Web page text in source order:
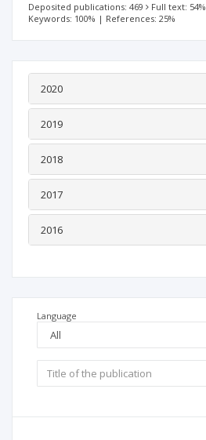
Deposited publications: 469 Full text: 54%
Keywords: 100% | References: 25%
2020
2019
2018
2017
2016
Language